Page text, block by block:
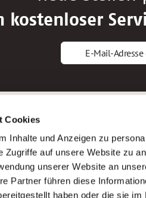
Cookies
Inhalte und Anzeigen zu
Zugriffe auf unsere Website zu
unserer Website an
Partner führen diese
haben oder die sie
kostenloser
E-Mail-
Altenpfleger*in
Krankenpfleger*in
Altenpflegehelfer*in
Erzieher*in